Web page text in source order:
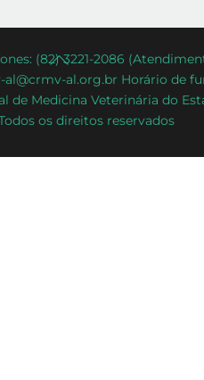
Back
To
Top
(82) 3221-2086
al.org.br Horário de
de Medicina Veterinária do
os direitos reservados